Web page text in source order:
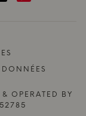
OPERATED BY